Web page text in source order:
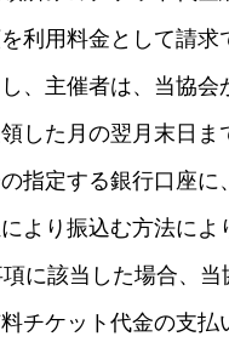
利用料金として請求
主催者は、当協会
した月の翌月末日ま
定する銀行口座に
より振込む方法によ
に該当した場合、
チケット代金の支払